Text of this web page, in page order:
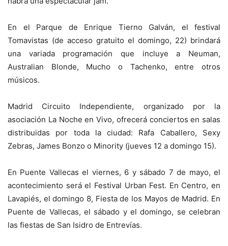
En el Parque de Enrique Tierno Galván, el festival
Tomavistas (de acceso gratuito el domingo, 22) brindará
una variada programación que incluye a Neuman,
Australian Blonde, Mucho o Tachenko, entre otros
músicos.
Madrid Circuito Independiente, organizado por la
asociación La Noche en Vivo, ofrecerá conciertos en salas
distribuidas por toda la ciudad: Rafa Caballero, Sexy
Zebras, James Bonzo o Minority (jueves 12 a domingo 15).
En Puente Vallecas el viernes, 6 y sábado 7 de mayo, el
acontecimiento será el Festival Urban Fest. En Centro, en
Lavapiés, el domingo 8, Fiesta de los Mayos de Madrid. En
Puente de Vallecas, el sábado y el domingo, se celebran
las fiestas de San Isidro de Entrevías.